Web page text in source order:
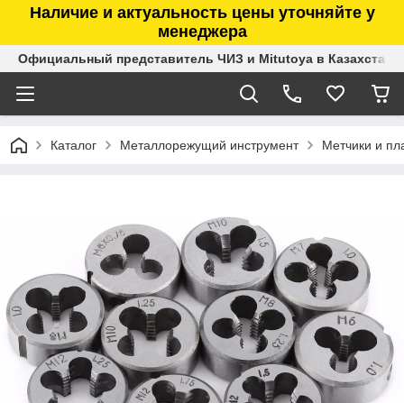
Наличие и актуальность цены уточняйте у
менеджера
Официальный представитель ЧИЗ и Mitutoya в Казахстане
Каталог Металлорежущий инструмент Метчики и